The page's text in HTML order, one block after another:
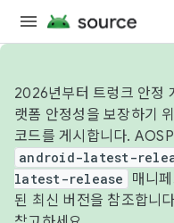
2026년부터 트렁크 안정
랫폼 안정성을 보장하기
코드를 게시합니다.
android-latest-
latest-release
매니
된 최신 버전을 참조합니